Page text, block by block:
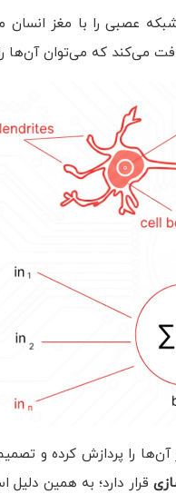
شبکه عصبی را با مغز
می‌کند که می‌توان آن‌ها
را پردازش کرده و
قرار دارد؛ به همین